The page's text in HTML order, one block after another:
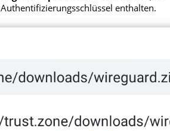
enthalten.